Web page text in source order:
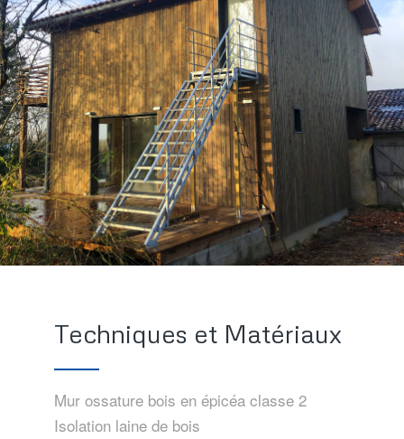
Techniques et Matériaux
Mur ossature bois en épicéa classe 2
Isolation laine de bois